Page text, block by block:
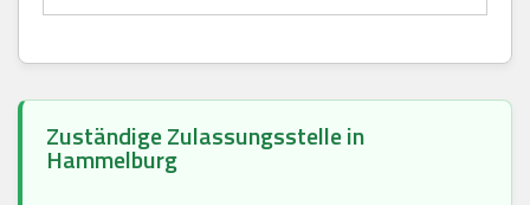
Zuständige Zulassungsstelle in
Hammelburg